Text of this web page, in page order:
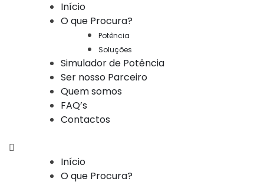
Início
O que Procura?
Potência
Soluções
Simulador de Potência
Ser nosso Parceiro
Quem somos
FAQ’s
Contactos
Início
O que Procura?